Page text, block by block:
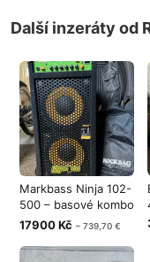
Další inzeráty od
Markbass Ninja 102-
500 – basové kombo
500 W +
17900 Kč ~ 739,70 €